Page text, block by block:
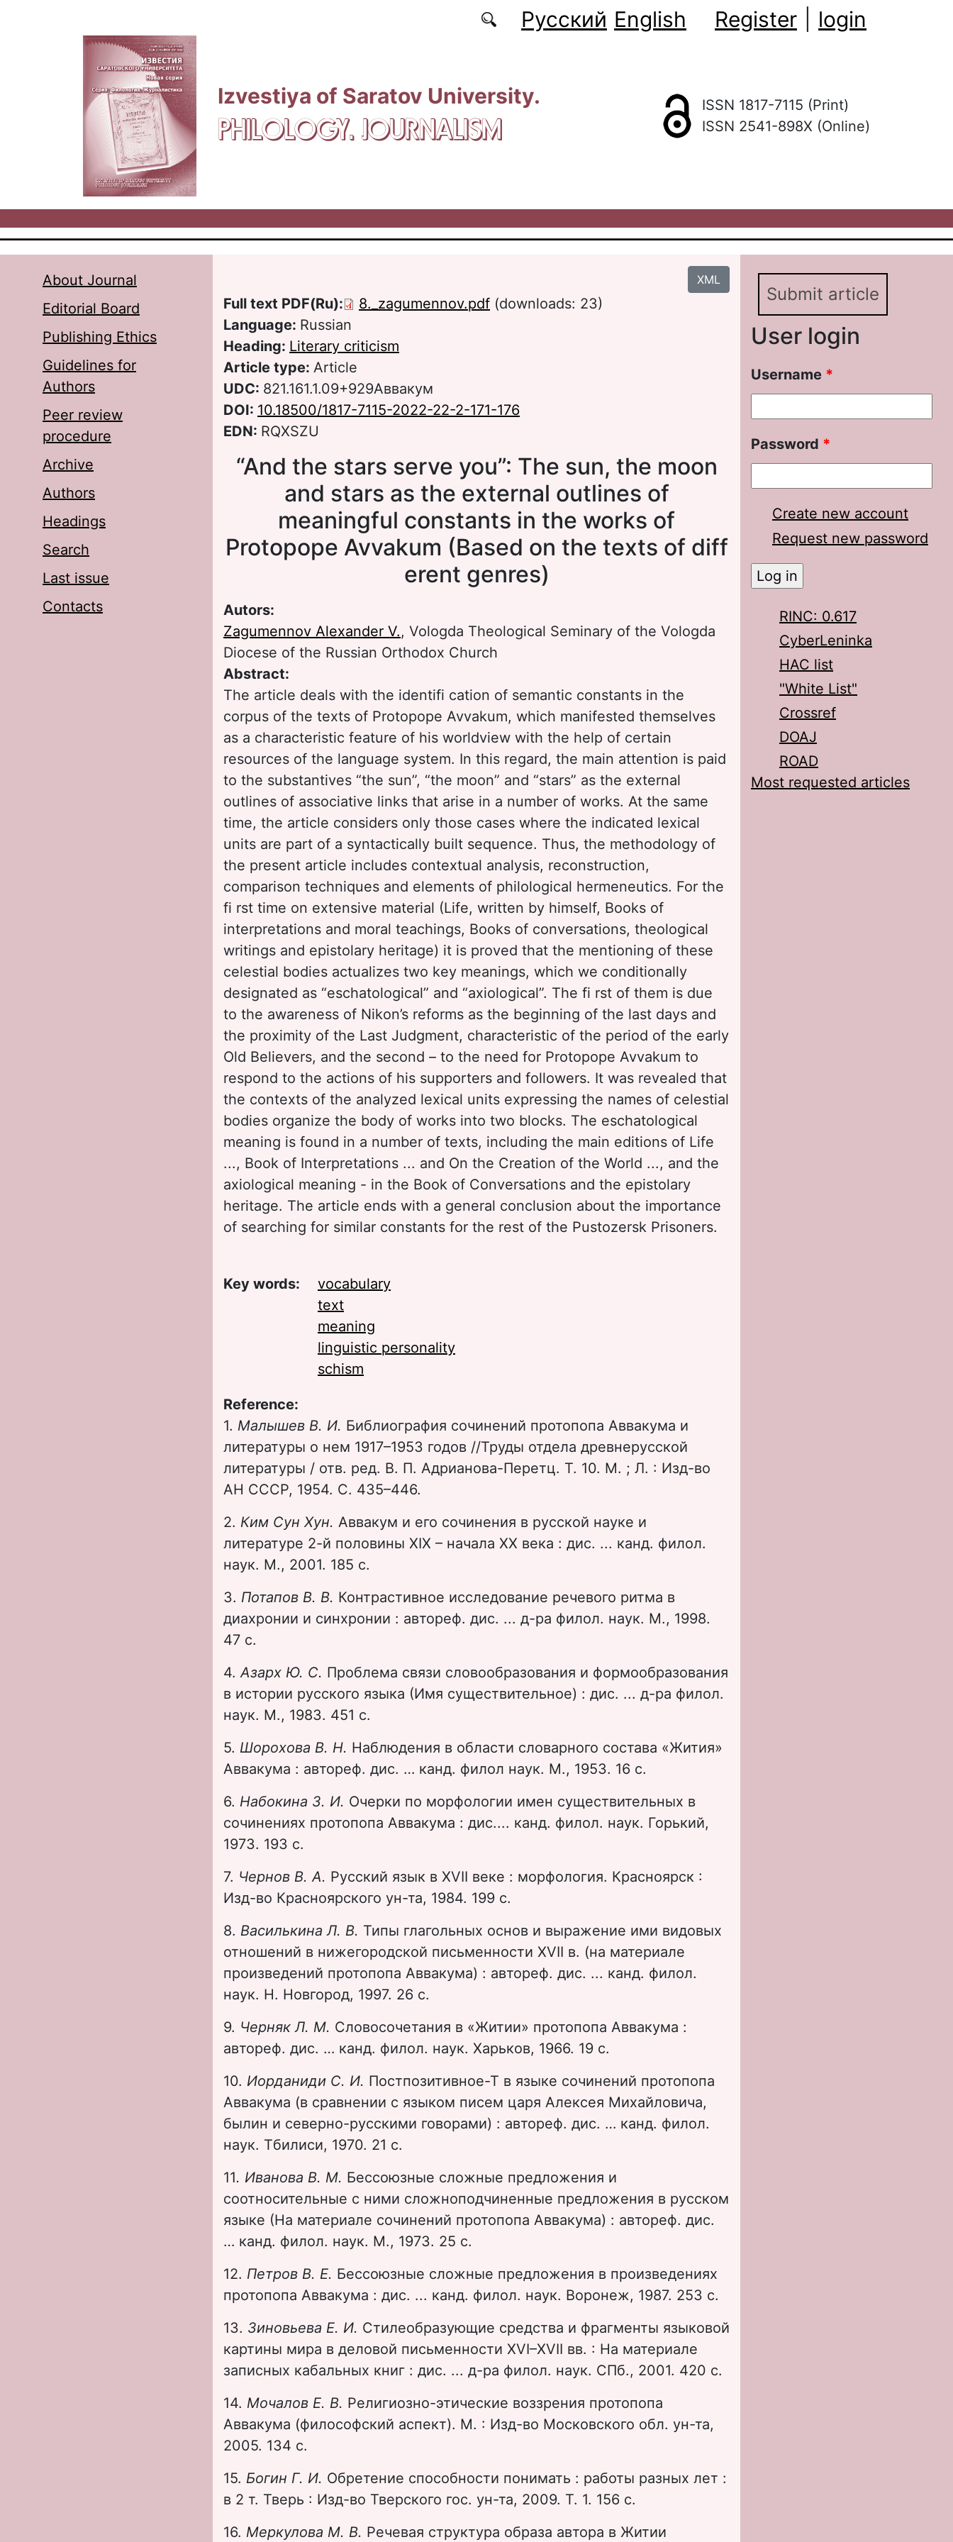
Русский English Register login
Izvestiya of Saratov University.
PHILOLOGY. JOURNALISM
ISSN 1817-7115 (Print)
ISSN 2541-898X (Online)
About Journal
Editorial Board
Publishing Ethics
Guidelines for
Authors
Peer review
procedure
Archive
Authors
Headings
Search
Last issue
Contacts
XML
Full text PDF(Ru): 8._zagumennov.pdf (downloads: 23)
Language: Russian
Heading: Literary criticism
Article type: Article
UDC: 821.161.1.09+929Аввакум
DOI: 10.18500/1817-7115-2022-22-2-171-176
EDN: RQXSZU
“And the stars serve you”: The sun, the moon
and stars as the external outlines of
meaningful constants in the works of
Protopope Avvakum (Based on the texts of diff
erent genres)
Autors:
Zagumennov Alexander V., Vologda Theological Seminary of the Vologda
Diocese of the Russian Orthodox Church
Abstract:
The article deals with the identifi cation of semantic constants in the
corpus of the texts of Protopope Avvakum, which manifested themselves
as a characteristic feature of his worldview with the help of certain
resources of the language system. In this regard, the main attention is paid
to the substantives “the sun”, “the moon” and “stars” as the external
outlines of associative links that arise in a number of works. At the same
time, the article considers only those cases where the indicated lexical
units are part of a syntactically built sequence. Thus, the methodology of
the present article includes contextual analysis, reconstruction,
comparison techniques and elements of philological hermeneutics. For the
fi rst time on extensive material (Life, written by himself, Books of
interpretations and moral teachings, Books of conversations, theological
writings and epistolary heritage) it is proved that the mentioning of these
celestial bodies actualizes two key meanings, which we conditionally
designated as “eschatological” and “axiological”. The fi rst of them is due
to the awareness of Nikon’s reforms as the beginning of the last days and
the proximity of the Last Judgment, characteristic of the period of the early
Old Believers, and the second – to the need for Protopope Avvakum to
respond to the actions of his supporters and followers. It was revealed that
the contexts of the analyzed lexical units expressing the names of celestial
bodies organize the body of works into two blocks. The eschatological
meaning is found in a number of texts, including the main editions of Life
..., Book of Interpretations ... and On the Creation of the World ..., and the
axiological meaning - in the Book of Conversations and the epistolary
heritage. The article ends with a general conclusion about the importance
of searching for similar constants for the rest of the Pustozersk Prisoners.
Key words:
vocabulary
text
meaning
linguistic personality
schism
Reference:
1. Малышев В. И. Библиография сочинений протопопа Аввакума и
литературы о нем 1917–1953 годов //Труды отдела древнерусской
литературы / отв. ред. В. П. Адрианова-Перетц. Т. 10. М. ; Л. : Изд-во
АН СССР, 1954. С. 435–446.
2. Ким Сун Хун. Аввакум и его сочинения в русской науке и
литературе 2-й половины XIX – начала XX века : дис. ... канд. филол.
наук. М., 2001. 185 с.
3. Потапов В. В. Контрастивное исследование речевого ритма в
диахронии и синхронии : автореф. дис. ... д-ра филол. наук. М., 1998.
47 c.
4.Азарх Ю. С. Проблема связи словообразования и формообразования
в истории русского языка (Имя существительное) : дис. ... д-ра филол.
наук. М., 1983. 451 c.
5. Шорохова В. Н. Наблюдения в области словарного состава «Жития»
Аввакума : автореф. дис. … канд. филол наук. М., 1953. 16 с.
6. Набокина З. И. Очерки по морфологии имен существительных в
сочинениях протопопа Аввакума : дис.... канд. филол. наук. Горький,
1973. 193 с.
7. Чернов В. А. Русский язык в XVII веке : морфология. Красноярск :
Изд-во Красноярского ун-та, 1984. 199 с.
8. Василькина Л. В. Типы глагольных основ и выражение ими видовых
отношений в нижегородской письменности XVII в. (на материале
произведений протопопа Аввакума) : автореф. дис. ... канд. филол.
наук. Н. Новгород, 1997. 26 c.
9. Черняк Л. М. Словосочетания в «Житии» протопопа Аввакума :
автореф. дис. … канд. филол. наук. Харьков, 1966. 19 с.
10. Иорданиди С. И. Постпозитивное-Т в языке сочинений протопопа
Аввакума (в сравнении с языком писем царя Алексея Михайловича,
былин и северно-русскими говорами) : автореф. дис. … канд. филол.
наук. Тбилиси, 1970. 21 с.
11. Иванова В. М. Бессоюзные сложные предложения и
соотносительные с ними сложноподчиненные предложения в русском
языке (На материале сочинений протопопа Аввакума) : автореф. дис.
… канд. филол. наук. М., 1973. 25 с.
12. Петров В. Е. Бессоюзные сложные предложения в произведениях
протопопа Аввакума : дис. ... канд. филол. наук. Воронеж, 1987. 253 с.
13. Зиновьева Е. И. Стилеобразующие средства и фрагменты языковой
картины мира в деловой письменности XVI–XVII вв. : На материале
записных кабальных книг : дис. ... д-ра филол. наук. СПб., 2001. 420 с.
14. Мочалов Е. В. Религиозно-этические воззрения протопопа
Аввакума (философский аспект). М. : Изд-во Московского обл. ун-та,
2005. 134 с.
15. Богин Г. И. Обретение способности понимать : работы разных лет :
в 2 т. Тверь : Изд-во Тверского гос. ун-та, 2009. Т. 1. 156 с.
16. Меркулова М. В. Речевая структура образа автора в Житии
Submit article
User login
Username *
Password *
Create new account
Request new password
RINC: 0.617
CyberLeninka
HAC list
"White List"
Crossref
DOAJ
ROAD
Most requested articles